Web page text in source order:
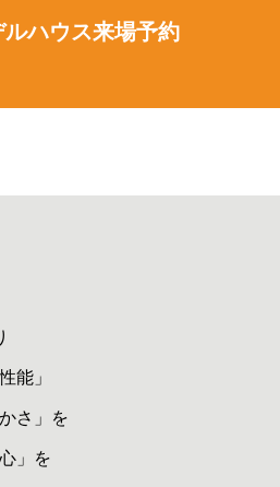
ルハウス来場予約
能」
さ」を
」を